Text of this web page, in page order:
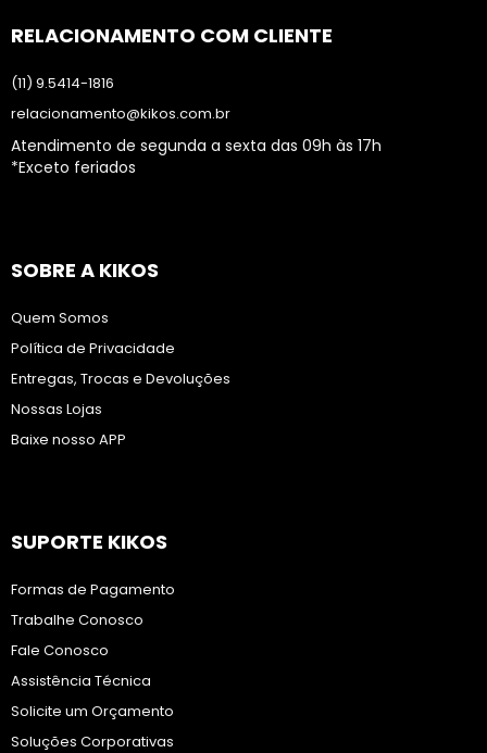
RELACIONAMENTO COM CLIENTE
(11) 9.5414-1816
relacionamento@kikos.com.br
Atendimento de segunda a sexta das 09h às 17h
*Exceto feriados
SOBRE A KIKOS
Quem Somos
Política de Privacidade
Entregas, Trocas e Devoluções
Nossas Lojas
Baixe nosso APP
SUPORTE KIKOS
Formas de Pagamento
Trabalhe Conosco
Fale Conosco
Assistência Técnica
Solicite um Orçamento
Soluções Corporativas